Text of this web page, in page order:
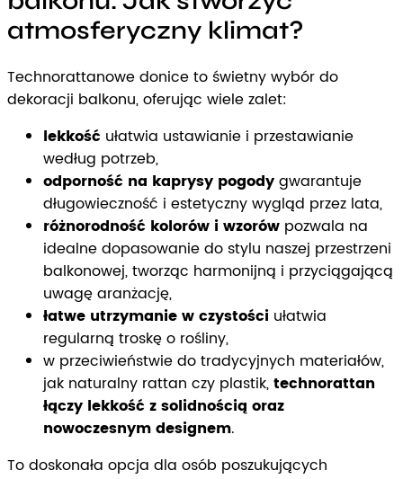
atmosferyczny klimat?
Technorattanowe donice to świetny wybór do
dekoracji balkonu, oferując wiele zalet:
lekkość ułatwia ustawianie i przestawianie
według potrzeb,
odporność na kaprysy pogodygwarantuje
długowieczność i estetyczny wygląd przez lata,
różnorodność kolorów i wzorów pozwala na
idealne dopasowanie do stylu naszej przestrzeni
balkonowej, tworząc harmonijną i przyciągającą
uwagę aranżację,
łatwe utrzymanie w czystości ułatwia
regularną troskę o rośliny,
w przeciwieństwie do tradycyjnych materiałów,
jak naturalny rattan czy plastik,technorattan
łączy lekkość z solidnością oraz
nowoczesnym designem.
To doskonała opcja dla osób poszukujących